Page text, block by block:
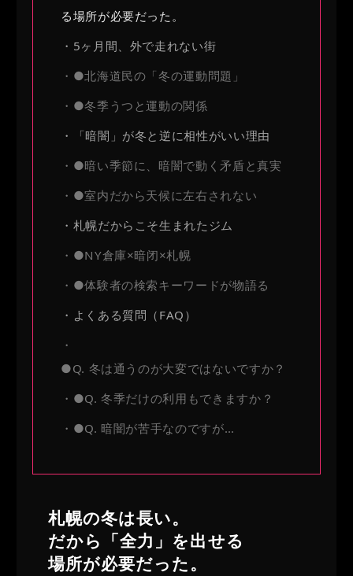
る場所が必要だった。
5ヶ月間、外で走れない街
●北海道民の「冬の運動問題」
●冬季うつと運動の関係
「暗闇」が冬と逆に相性がいい理由
●暗い季節に、暗闇で動く矛盾と真実
●室内だから天候に左右されない
札幌だからこそ生まれたジム
●NY倉庫×暗闭×札幌
●体験者の検索キーワードが物語る
よくある質問（FAQ）
●Q. 冬は通うのが大変ではないですか？
●Q. 冬季だけの利用もできますか？
●Q. 暗闇が苦手なのですが…
札幌の冬は長い。
だから「全力」を出せる
場所が必要だった。